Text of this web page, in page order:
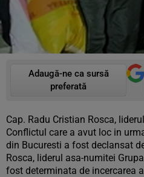
Adaugă-ne ca sursă
preferată
Cap. Radu Cristian Rosca,
Conflictul care a avut loc in
din Bucuresti a fost declansat
Rosca, liderul asa-numitei
fost determinata de incercarea